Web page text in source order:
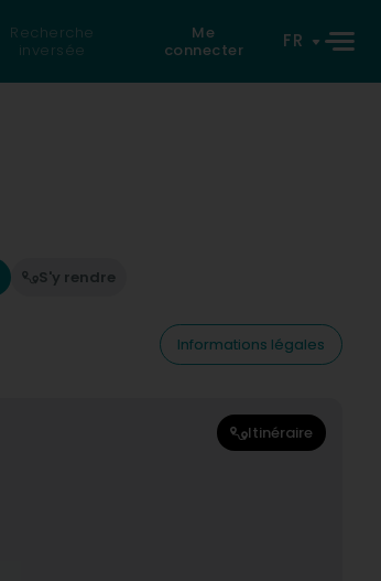
Recherche
inversée
Me
connecter
FR
S'y rendre
Informations légales
Itinéraire